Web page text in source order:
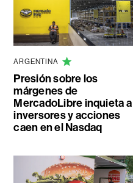
ARGENTINA
Presión sobre los
márgenes de
MercadoLibre inquieta a
inversores y acciones
caen en el Nasdaq